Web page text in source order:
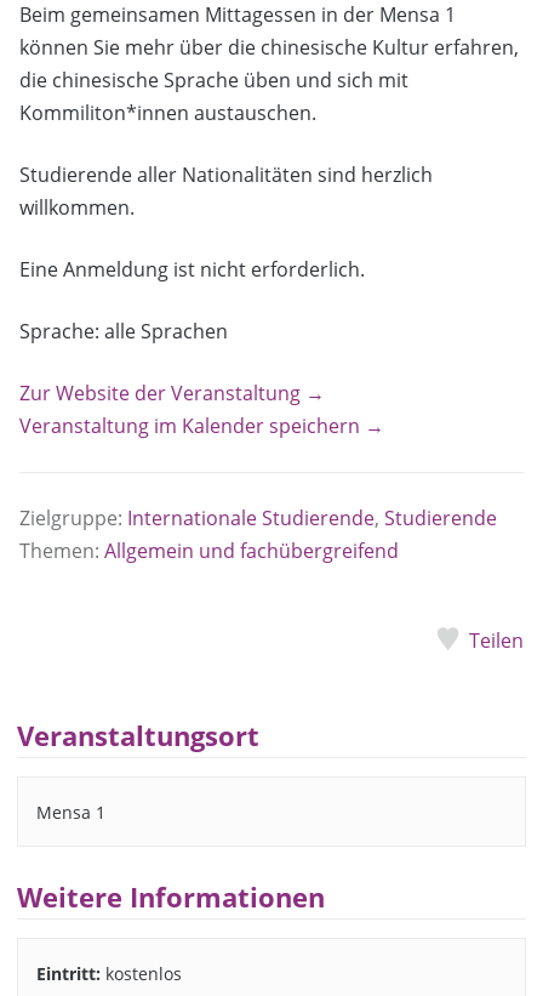
Beim gemeinsamen Mittagessen in der Mensa 1
können Sie mehr über die chinesische Kultur erfahren,
die chinesische Sprache üben und sich mit
Kommiliton*innen austauschen.
Studierende aller Nationalitäten sind herzlich
willkommen.
Eine Anmeldung ist nicht erforderlich.
Sprache: alle Sprachen
Zur Website der Veranstaltung →
Veranstaltung im Kalender speichern →
Zielgruppe: Internationale Studierende, Studierende
Themen: Allgemein und fachübergreifend
Teilen
Veranstaltungsort
Mensa 1
Weitere Informationen
Eintritt: kostenlos